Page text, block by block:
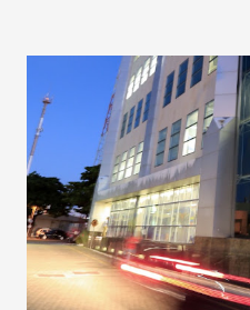
programa, levando em
energia que atendem mais
Para continuar ampliando
Ceará seguirá com iniciativas
cerca de 235 mil clientes de
estão aptos a aderir aos
ainda não o fizeram por
canais de atendimento, a